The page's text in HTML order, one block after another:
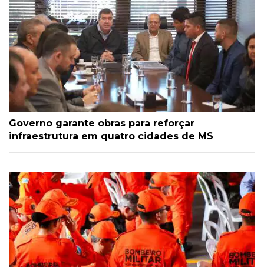
Governo garante obras para reforçar
infraestrutura em quatro cidades de MS